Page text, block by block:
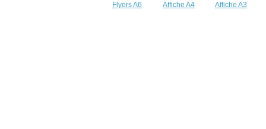
Flyers A6
Affiche A4 Affiche A3